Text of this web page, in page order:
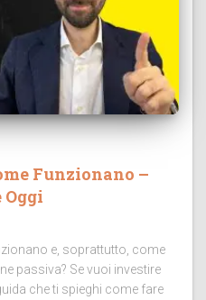
Funzionano –
e, soprattutto, come
passiva? Se vuoi investire
che ti spieghi come fare